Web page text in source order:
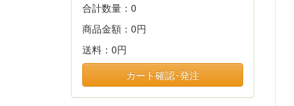
合計数量： 0
商品金額： 0円
送料： 0円
カート確認･発注